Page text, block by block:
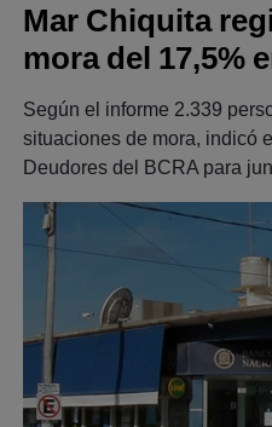
Mar Chiquita
mora del 17,5%
Según el informe 2.339
situaciones de mora, indicó
Deudores del BCRA para